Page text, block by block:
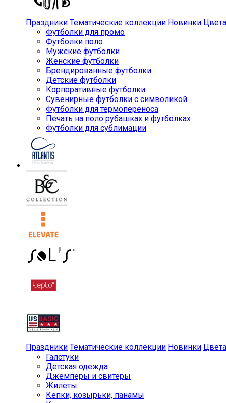
Праздники Тематические коллекции Новинки Цвета
Футболки для промо
Футболки поло
Мужские футболки
Женские футболки
Брендированные футболки
Детские футболки
Корпоративные футболки
Сувенирные футболки с символикой
Футболки для термопереноса
Печать на поло рубашках и футболках
Футболки для сублимации
Праздники Тематические коллекции Новинки Цвета
Галстуки
Детская одежда
Джемперы и свитеры
Жилеты
Кепки, козырьки, панамы